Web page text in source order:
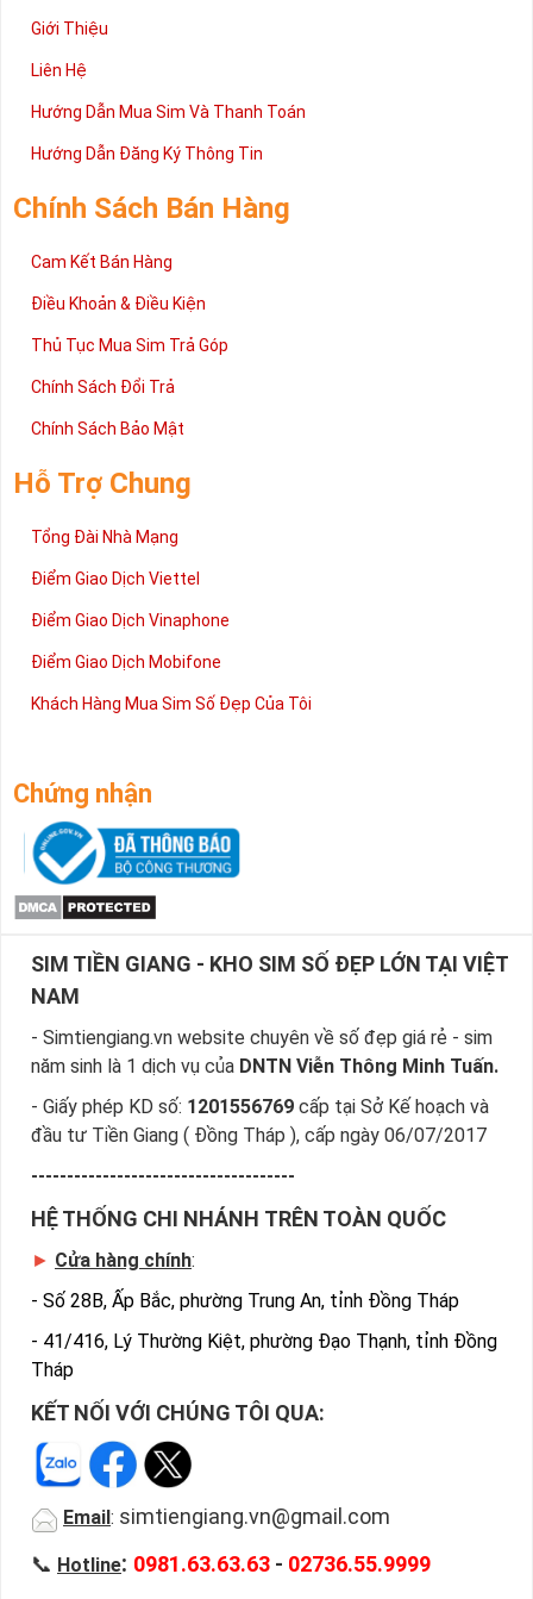
Giới Thiệu
Liên Hệ
Hướng Dẫn Mua Sim Và Thanh Toán
Hướng Dẫn Đăng Ký Thông Tin
Chính Sách Bán Hàng
Cam Kết Bán Hàng
Điều Khoản & Điều Kiện
Thủ Tục Mua Sim Trả Góp
Chính Sách Đổi Trả
Chính Sách Bảo Mật
Hỗ Trợ Chung
Tổng Đài Nhà Mạng
Điểm Giao Dịch Viettel
Điểm Giao Dịch Vinaphone
Điểm Giao Dịch Mobifone
Khách Hàng Mua Sim Số Đẹp Của Tôi
Chứng nhận
SIM TIỀN GIANG - KHO SIM SỐ ĐẸP LỚN TẠI VIỆT
NAM
- Simtiengiang.vn website chuyên về số đẹp giá rẻ - sim
năm sinh là 1 dịch vụ của DNTN Viễn Thông Minh Tuấn.
- Giấy phép KD số: 1201556769 cấp tại Sở Kế hoạch và
đầu tư Tiền Giang ( Đồng Tháp ), cấp ngày 06/07/2017
-------------------------------------
HỆ THỐNG CHI NHÁNH TRÊN TOÀN QUỐC
► Cửa hàng chính:
- Số 28B, Ấp Bắc, phường Trung An, tỉnh Đồng Tháp
- 41/416, Lý Thường Kiệt, phường Đạo Thạnh, tỉnh Đồng
Tháp
KẾT NỐI VỚI CHÚNG TÔI QUA:
Email : simtiengiang.vn@gmail.com
📞 Hotline: 0981.63.63.63 - 02736.55.9999